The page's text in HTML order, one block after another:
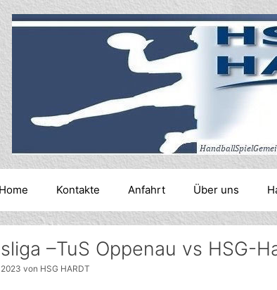
Home Kontakte Anfahrt Über uns
–TuS Oppenau vs HSG-
von HSG HARDT